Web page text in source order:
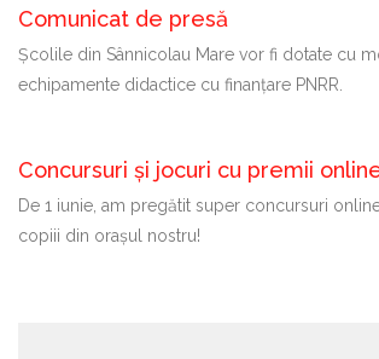
Comunicat de presă
Școlile din Sânnicolau Mare vor fi dotate cu
echipamente didactice cu finanțare PNRR.
Concursuri și jocuri cu premii
De 1 iunie, am pregătit super concursuri
copiii din orașul nostru!